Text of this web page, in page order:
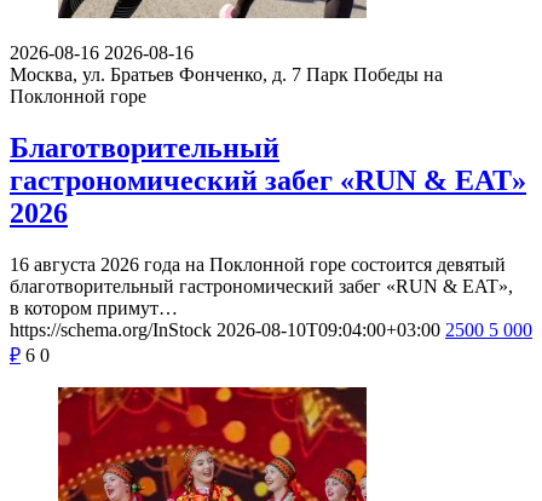
2026-08-16 2026-08-16
Москва, ул. Братьев Фонченко, д. 7 Парк Победы на
Поклонной горе
Благотворительный
гастрономический забег «RUN & EAT»
2026
16 августа 2026 года на Поклонной горе состоится девятый
благотворительный гастрономический забег «RUN & EAT»,
в котором примут…
https://schema.org/InStock 2026-08-10T09:04:00+03:00 2500 5 000
₽ 6 0